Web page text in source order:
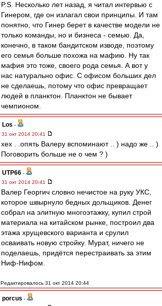
P.S. Несколько лет назад, я читал интервью с
Гинером, где он излагал свои принципы. И там
понятно, что Гинер берет в качестве модели не
только команды, но и бизнеса - семью. Да,
конечно, в таком бандитском изводе, поэтому
его семья больше похожа на мафию. Ну так
мафия это тоже, своего рода семья. А вот у
нас натурально офис. С офисом больших дел
не сделаешь, потому что офис превращает
людей в планктон. Планктон не бывает
чемпионом.
Los -
31 окт 2014 20:41
хех . .опять Валеру вспоминают .. ) надо же .. )
Поговорить больше не о чем ? )
UTP66 -
31 окт 2014 20:41
Валер Георгич словно нечистое на руку УКС,
которое швырнуло бедных дольщиков. Денег
собрал на элитную многоэтажку, купил строй
материала на китайском рынке, построил два
этажа хрущевского варианта и срулил
осваивать новую стройку. Мурат, ничего не
поделаешь, придётся перестраивать за этим
Ниф-Нифом.
Редактировалось 31 окт 2014 20:44
porcus -